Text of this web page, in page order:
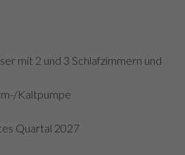
mit 2 und 3 Schlafzimmern und
Kaltpumpe
Quartal 2027